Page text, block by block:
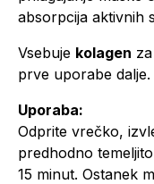
absorpcija aktivnih
Vsebuje kolagen
prve uporabe dalje.
Uporaba:
Odprite vrečko,
predhodno
15 minut. Ostanek